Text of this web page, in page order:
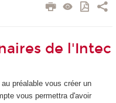
de l'Intec
préalable vous créer un
vous permettra d'avoir